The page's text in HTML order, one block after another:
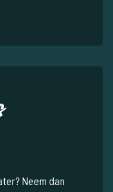
Neem dan